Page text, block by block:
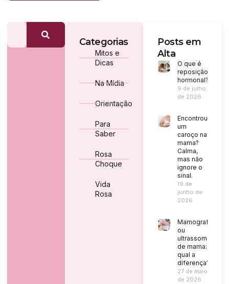
Categorias
Mitos e
Dicas
Na Mídia
Orientação
Para
Saber
Rosa
Choque
Vida
Rosa
Posts em
Alta
O que é
reposição
hormonal?
9 de julho
de 2026
Encontrou
um
caroço na
mama?
Calma,
mas não
ignore o
sinal.
19 de
junho de
2026
Mamografia
ou
ultrassom
de mama:
qual a
diferença?
27 de maio
de 2026